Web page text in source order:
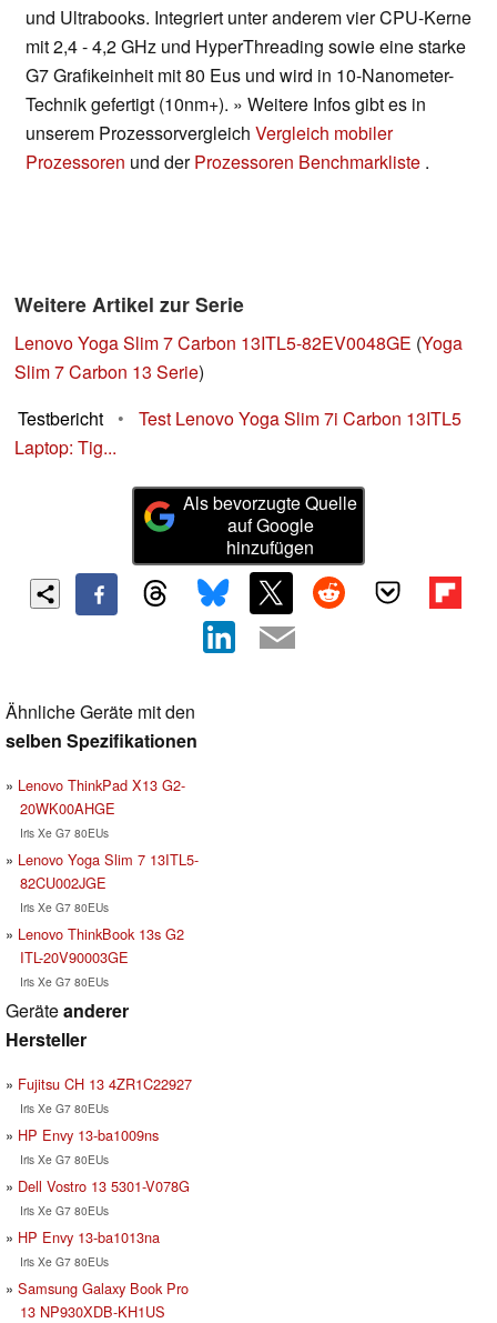
und Ultrabooks. Integriert unter anderem vier CPU-Kerne
mit 2,4 - 4,2 GHz und HyperThreading sowie eine starke
G7 Grafikeinheit mit 80 Eus und wird in 10-Nanometer-
Technik gefertigt (10nm+). » Weitere Infos gibt es in
unserem Prozessorvergleich Vergleich mobiler
Prozessoren und derProzessoren Benchmarkliste .
Weitere Artikel zur Serie
Lenovo Yoga Slim 7 Carbon 13ITL5-82EV0048GE (Yoga
Slim 7 Carbon 13 Serie)
Testbericht
•
Test Lenovo Yoga Slim 7i Carbon 13ITL5
Laptop: Tig...
Als bevorzugte Quelle
auf Google
hinzufügen
Ähnliche Geräte mit den
selben Spezifikationen
Lenovo ThinkPad X13 G2-
20WK00AHGE
Iris Xe G7 80EUs
Lenovo Yoga Slim 7 13ITL5-
82CU002JGE
Iris Xe G7 80EUs
Lenovo ThinkBook 13s G2
ITL-20V90003GE
Iris Xe G7 80EUs
Geräteanderer
Hersteller
Fujitsu CH 13 4ZR1C22927
Iris Xe G7 80EUs
HP Envy 13-ba1009ns
Iris Xe G7 80EUs
Dell Vostro 13 5301-V078G
Iris Xe G7 80EUs
HP Envy 13-ba1013na
Iris Xe G7 80EUs
Samsung Galaxy Book Pro
13 NP930XDB-KH1US